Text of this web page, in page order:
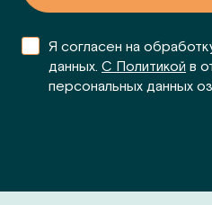
Я согласен на
данных. С Политикой в
персональных данных